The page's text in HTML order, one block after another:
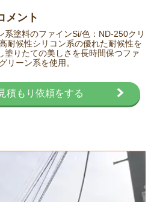
メント
塗料のファインSi/色：ND-250クリ
耐候性シリコン系の優れた耐候性を
塗りたての美しさを長時間保つファ
リーン系を使用。
積もり依頼をする